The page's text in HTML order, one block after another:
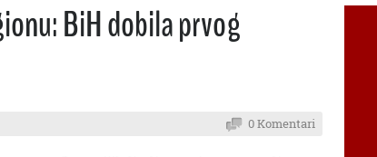
BiH dobila prvog
0 Komentari